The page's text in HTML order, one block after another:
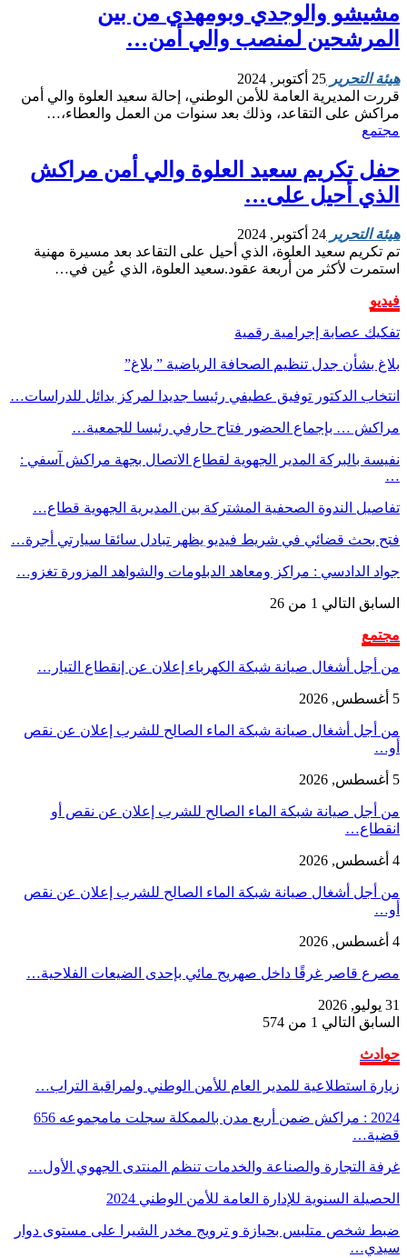
مشيشو والوجدي وبومهدي من بين
المرشحين لمنصب والي أمن…
هيئة التحرير 25 أكتوبر, 2024
قررت المديرية العامة للأمن الوطني، إحالة سعيد العلوة والي أمن
مراكش على التقاعد، وذلك بعد سنوات من العمل والعطاء،…
مجتمع
حفل تكريم سعيد العلوة والي أمن مراكش
الذي أحيل على…
هيئة التحرير 24 أكتوبر, 2024
تم تكريم سعيد العلوة، الذي أحيل على التقاعد بعد مسيرة مهنية
استمرت لأكثر من أربعة عقود.سعيد العلوة، الذي عُين في…
فيديو
تفكيك عصابة إجرامية رقمية
بلاغ بشأن جدل تنظيم الصحافة الرياضية ” بلاغ”
انتخاب الدكتور توفيق عطيفي رئيسا جديدا لمركز بدائل للدراسات…
مراكش … بإجماع الحضور فتاح حارفي رئيسا للجمعية…
نفيسة بالبركة المدير الجهوية لقطاع الاتصال بجهة مراكش آسفي :
…
تفاصيل الندوة الصحفية المشتركة بين المديرية الجهوية قطاع…
فتح بحث قضائي في شريط فيديو يظهر تبادل سائقا سيارتي أجرة…
جواد الدادسي : مراكز ومعاهد الدبلومات والشواهد المزورة تغزو…
السابق التالي 1 من 26
مجتمع
من أجل أشغال صيانة شبكة الكهرباء إعلان عن إنقطاع التيار…
5 أغسطس, 2026
من أجل أشغال صيانة شبكة الماء الصالح للشرب إعلان عن نقص
أو…
5 أغسطس, 2026
من أجل صيانة شبكة الماء الصالح للشرب إعلان عن نقص أو
انقطاع…
4 أغسطس, 2026
من أجل أشغال صيانة شبكة الماء الصالح للشرب إعلان عن نقص
أو…
4 أغسطس, 2026
مصرع قاصر غرقًا داخل صهريج مائي بإحدى الضيعات الفلاحية…
31 يوليو, 2026
السابق التالي 1 من 574
حوادث
زيارة استطلاعية للمدير العام للأمن الوطني ولمراقبة التراب…
2024 : مراكش ضمن أربع مدن بالممكلة سجلت مامجموعه 656
قضية…
غرفة التجارة والصناعة والخدمات تنظم المنتدى الجهوي الأول…
الحصيلة السنوية للإدارة العامة للأمن الوطني 2024
ضبط شخص متلبس بحيازة و ترويج مخدر الشيرا على مستوى دوار
سيدي…